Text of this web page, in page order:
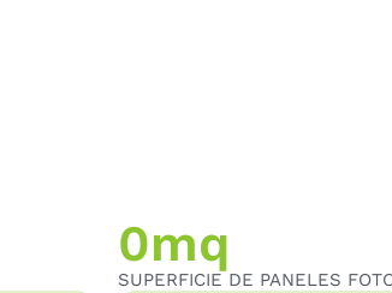
SUPERFICIE DE PANELES
0mq